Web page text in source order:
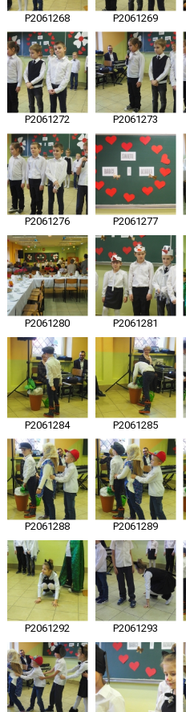
P2061268 P2061269
P2061272 P2061273
P2061276 P2061277
P2061280 P2061281
P2061284 P2061285
P2061288 P2061289
P2061292 P2061293